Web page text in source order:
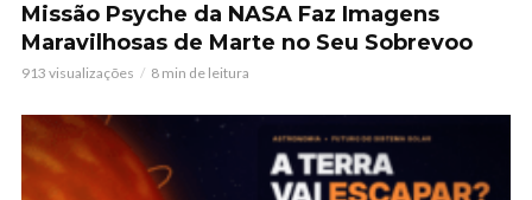
Missão Psyche da NASA Faz Imagens
Maravilhosas de Marte no Seu Sobrevoo
913 visualizações 8 min de leitura